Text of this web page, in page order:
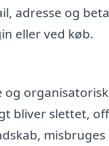
adresse og
eller ved køb.
og
bliver slettet,